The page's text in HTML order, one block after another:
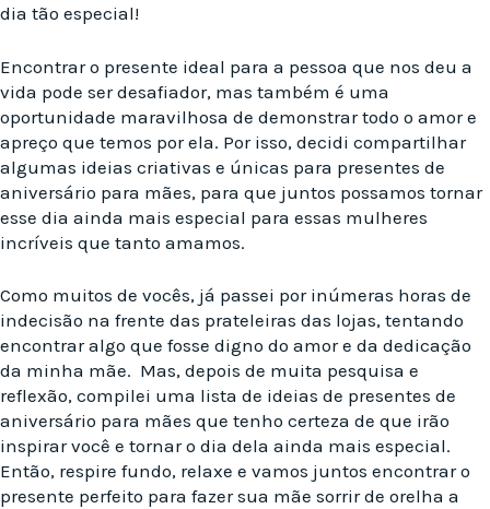
dia tão especial!
Encontrar o presente ideal para a pessoa que nos deu a
vida pode ser desafiador, mas também é uma
oportunidade maravilhosa de demonstrar todo o amor e
apreço que temos por ela. Por isso, decidi compartilhar
algumas ideias criativas e únicas para presentes de
aniversário para mães, para que juntos possamos tornar
esse dia ainda mais especial para essas mulheres
incríveis que tanto amamos.
Como muitos de vocês, já passei por inúmeras horas de
indecisão na frente das prateleiras das lojas, tentando
encontrar algo que fosse digno do amor e da dedicação
da minha mãe. Mas, depois de muita pesquisa e
reflexão, compilei uma lista de ideias de presentes de
aniversário para mães que tenho certeza de que irão
inspirar você e tornar o dia dela ainda mais especial.
Então, respire fundo, relaxe e vamos juntos encontrar o
presente perfeito para fazer sua mãe sorrir de orelha a